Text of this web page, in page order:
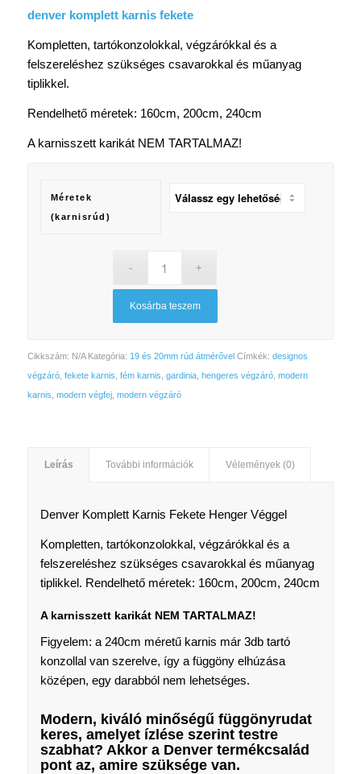
10
denver komplett karnis fekete
Kompletten, tartókonzolokkal, végzárókkal és a
felszereléshez szükséges csavarokkal és műanyag
tiplikkel.
Rendelhető méretek: 160cm, 200cm, 240cm
A karnisszett karikát NEM TARTALMAZ!
Méretek
(karnisrúd)
Kosárba teszem
Cikkszám: N/A Kategória: 19 és 20mm rúd átmérővel Címkék: designos
végzáró, fekete karnis fém karnis gardinia, hengeres végzáró, modern
karnis modern végfej, modern végzáró
Leírás További információk Vélemények (0)
Denver Komplett Karnis Fekete Henger Véggel
Kompletten, tartókonzolokkal, végzárókkal és a
felszereléshez szükséges csavarokkal és műanyag
tiplikkel. Rendelhető méretek: 160cm, 200cm, 240cm
A karnisszett karikát NEM TARTALMAZ!
Figyelem: a 240cm méretű karnis már 3db tartó
konzollal van szerelve, így a függöny elhúzása
középen, egy darabból nem lehetséges.
Modern, kiváló minőségű függönyrudat
keres, amelyet ízlése szerint testre
szabhat? Akkor a Denver termékcsalád
pont az, amire szüksége van.